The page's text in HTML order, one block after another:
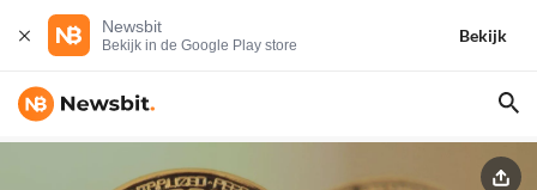
Newsbit
Bekijk in de Google Play store
Bekijk